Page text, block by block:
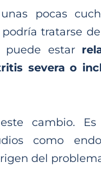
pocas
tratarse
puede estar
severa o
cambio. Es
como
del